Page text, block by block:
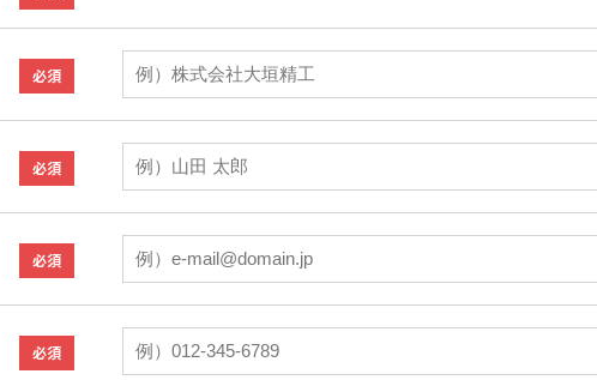
必須
必須
必須
必須